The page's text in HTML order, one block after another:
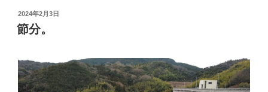
投
稿
日:
2024年2月3日
節分。